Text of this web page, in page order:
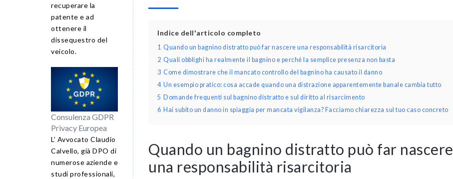
recuperare la
patente e ad
ottenere il
dissequestro del
veicolo.
Consulenza GDPR
Privacy Europea
L’ Avvocato Claudio
Calvello, già DPO di
numerose aziende e
studi professionali,
Indice dell'articolo completo
1 Quando un bagnino distratto può far nascere una responsabilità risarcitoria
2 Quali obblighi ha realmente il bagnino e perché la semplice presenza non basta
3 Come dimostrare che il mancato controllo del bagnino ha causato il danno
4 Un esempio pratico: cosa accade quando una distrazione apparentemente banale cambia tutto
5 Domande frequenti sul bagnino distratto e sul diritto al risarcimento
6 Hai subito un danno in spiaggia per mancata vigilanza? Facciamo chiarezza sul tuo caso concreto
Quando un bagnino distratto può far nascere
una responsabilità risarcitoria